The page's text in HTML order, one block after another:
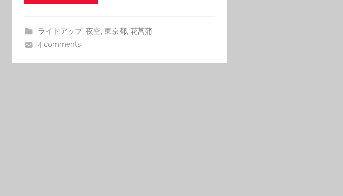
ライトアップ, 夜空, 東京都, 花菖蒲
4 comments